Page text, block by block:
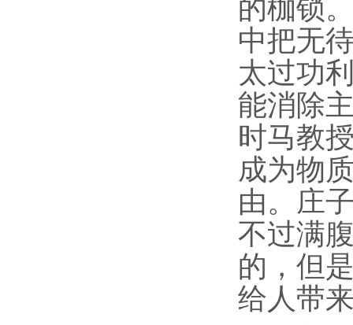
的枷锁
中把无
太过功
能消除
时马教
成为物
由。庄
不过满
的，但
给人带